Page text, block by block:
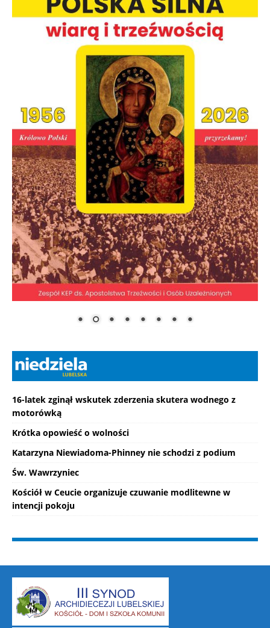
16-latek zginął wskutek zderzenia skutera wodnego z
motorówką
Krótka opowieść o wolności
Katarzyna Niewiadoma-Phinney nie schodzi z podium
Św. Wawrzyniec
Kościół w Ceucie organizuje czuwanie modlitewne w
intencji pokoju